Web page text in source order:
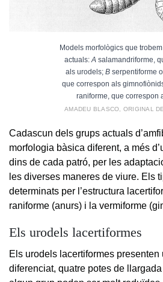
Models morfològics que
actuals:A salamandriforme,
als urodels;B serpentiforme
que correspon als
raniforme, que correspon
AMADEU BLASCO, ORIGINAL
Cadascun dels grups actuals
morfologia bàsica diferent, a més
dins de cada patró, per les
les diverses maneres de viure. Els
determinats per l’estructura
raniforme (anurs) i la vermiforme
Els urodels lacertiformes
Els urodels lacertiformes
diferenciat, quatre potes de